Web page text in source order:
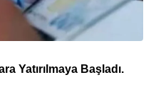
Yardımı Hesaplara Yatırılmaya Başladı.
Yatırılmaya Başladı.